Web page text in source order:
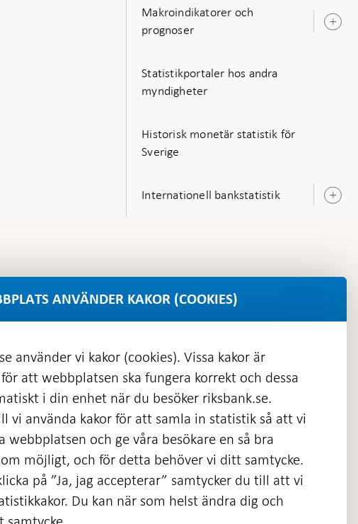
Makroindikatorer och
prognoser
Statistikportaler hos andra
myndigheter
Historisk monetär statistik för
Sverige
Internationell bankstatistik
Öppnas
ny
flik
ANVÄNDER KAKOR (COOKIES)
använder vi kakor (cookies). Vissa kakor är
att webbplatsen ska fungera korrekt och dessa
i din enhet när du besöker riksbank.se.
vi använda kakor för att samla in statistik så att vi
webbplatsen och ge våra besökare en så bra
möjligt, och för detta behöver vi ditt samtycke.
på ”Ja, jag accepterar” samtycker du till att vi
Du kan när som helst ändra dig och